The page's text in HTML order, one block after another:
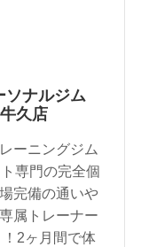
ソナルジム
久店
ーニングジム
専門の完全個
完備の通いや
属トレーナー
2ヶ月間で体